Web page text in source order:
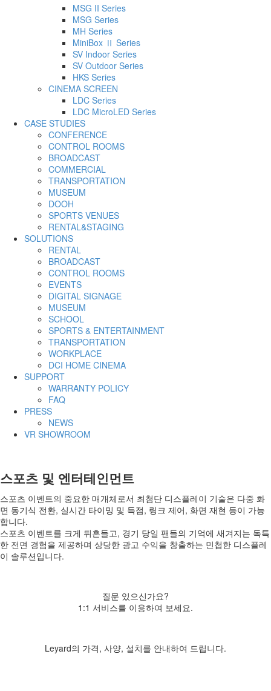
MSG II Series
MSG Series
MH Series
MiniBox Ⅱ Series
SV Indoor Series
SV Outdoor Series
HKS Series
CINEMA SCREEN
LDC Series
LDC MicroLED Series
CASE STUDIES
CONFERENCE
CONTROL ROOMS
BROADCAST
COMMERCIAL
TRANSPORTATION
MUSEUM
DOOH
SPORTS VENUES
RENTAL&STAGING
SOLUTIONS
RENTAL
BROADCAST
CONTROL ROOMS
EVENTS
DIGITAL SIGNAGE
MUSEUM
SCHOOL
SPORTS & ENTERTAINMENT
TRANSPORTATION
WORKPLACE
DCI HOME CINEMA
SUPPORT
WARRANTY POLICY
FAQ
PRESS
NEWS
VR SHOWROOM
스포츠 및 엔터테인먼트
스포츠 이벤트의 중요한 매개체로서 최첨단 디스플레이 기술은 다중 화
면 동기식 전환, 실시간 타이밍 및 득점, 링크 제어, 화면 재현 등이 가능
합니다.
스포츠 이벤트를 크게 뒤흔들고, 경기 당일 팬들의 기억에 새겨지는 독특
한 전면 경험을 제공하며 상당한 광고 수익을 창출하는 민첩한 디스플레
이 솔루션입니다.
질문 있으신가요?
1:1 서비스를 이용하여 보세요.
Leyard의 가격, 사양, 설치를 안내하여 드립니다.